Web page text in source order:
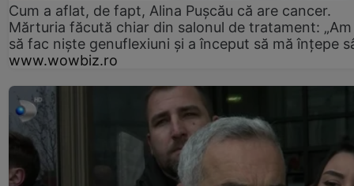
Cum a aflat, de fapt, Alina Pușcău că are cancer.
Mărturia făcută chiar din salonul de tratament:
să fac niște genuflexiuni și a început să mă înțepe
www.wowbiz.ro